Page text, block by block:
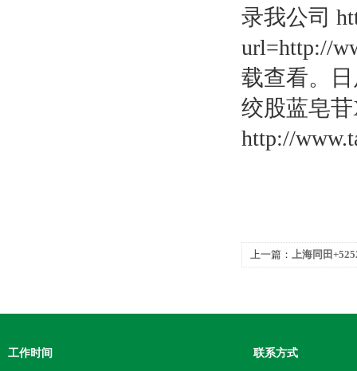
录我公司
url=http://
载查看。
绞股蓝皂苷
http://
上一篇： 上海同田
工作时间 联系方式